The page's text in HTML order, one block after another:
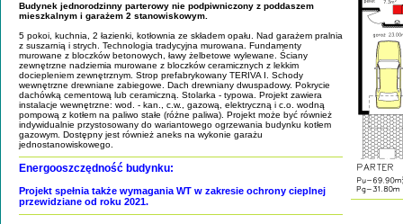
Budynek jednorodzinny parterowy nie podpiwniczony z poddaszem
mieszkalnym i garażem 2 stanowiskowym.
5 pokoi, kuchnia, 2 łazienki, kotłownia ze składem opału. Nad garażem pralnia
z suszarnią i strych. Technologia tradycyjna murowana. Fundamenty
murowane z bloczków betonowych, ławy żelbetowe wylewane. Ściany
zewnętrzne nadziemia murowane z bloczków ceramicznych z lekkim
dociepleniem zewnętrznym. Strop prefabrykowany TERIVA I. Schody
wewnętrzne drewniane zabiegowe. Dach drewniany dwuspadowy. Pokrycie
dachówką cementową lub ceramiczną. Stolarka - typowa. Projekt zawiera
instalacje wewnętrzne: wod. - kan., c.w., gazową, elektryczną i c.o. wodną
pompową z kotłem na paliwo stałe (różne paliwa). Projekt może być również
indywidualnie przystosowany do wariantowego ogrzewania budynku kotłem
gazowym. Dostępny jest również aneks na wykonie garażu
jednostanowiskowego.
Energooszczędność budynku:
Projekt spełnia także wymagania WT w zakresie ochrony cieplnej
przewidziane od roku 2021.